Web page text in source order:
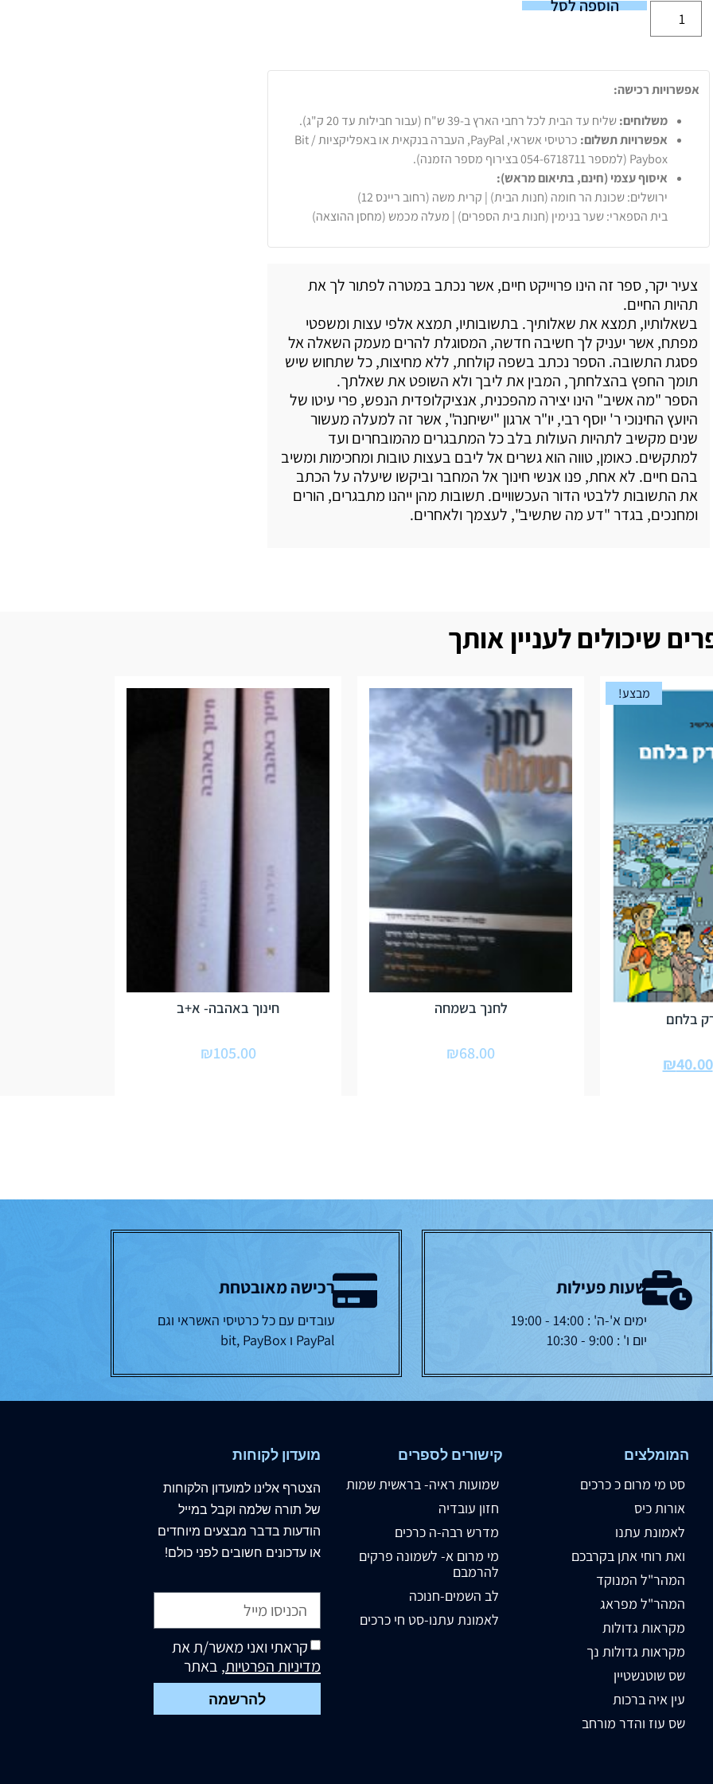
הוספה לסל
אפשרויות רכישה:
משלוחים:שליח עד הבית לכל רחבי הארץ ב-39 ש"ח (עבור חבילות עד 20 ק"ג).
אפשרויות תשלום:
כרטיסי אשראי, PayPal, העברה בנקאית או באפליקציות Bit /
Paybox (למספר 054-6718711 בצירוף מספר הזמנה).
איסוף עצמי (חינם, בתיאום מראש):
ירושלים: שכונת הר חומה (חנות הבית) | קרית משה (רחוב ריינס 12)
בית הספארי: שער בנימין (חנות בית הספרים) | מעלה מכמש (מחסן ההוצאה)
צעיר יקר, ספר זה הינו פרוייקט חיים, אשר נכתב במטרה לפתור לך את
תהיות החיים.
בשאלותיו, תמצא את שאלותיך. בתשובותיו, תמצא אלפי עצות ומשפטי
מפתח, אשר יעניק לך חשיבה חדשה, המסוגלת להרים מעמק השאלה אל
פסגת התשובה. הספר נכתב בשפה קולחת, ללא מחיצות, כל שתחוש שיש
תומך החפץ בהצלחתך, המבין את ליבך ולא השופט את שאלתך.
הספר "מה אשיב" הינו יצירה מהפכנית, אנציקלופדית הנפש, פרי עיטו של
היועץ החינוכי ר' יוסף רבי, יו"ר ארגון "ישיחנה", אשר זה למעלה מעשור
שנים מקשיב לתהיות העולות בלב כל המתבגרים מהמובחרים ועד
למתקשים. כאומן, טווה הוא גשרים אל ליבם בעצות טובות ומחכימות ומשיב
בהם חיים. לא אחת, פנו אנשי חינוך אל המחבר וביקשו שיעלה על הכתב
את התשובות ללבטי הדור העכשוויים. תשובות מהן ייהנו מתבגרים, הורים
ומחנכים, בגדר "דע מה שתשיב", לעצמך ולאחרים.
שיכולים לעניין אותך
מבצע!
בלחם
₪40.00
לחנך בשמחה
₪68.00
חינוך באהבה- א+ב
₪105.00
שעות פעילות
ימים א'-ה' : 14:00 - 19:00
יום ו' : 9:00 - 10:30
רכישה מאובטחת
עובדים עם כל כרטיסי האשראי וגם
PayPal ו bit, PayBox
המומלצים
סט מי מרום כ כרכים
אורות כיס
לאמונת עתנו
ואת רוחי אתן בקרבכם
המהר"ל המנוקד
המהר"ל מפראג
מקראות גדולות
מקראות גדולות נך
שס שוטנשטיין
עין איה ברכות
שס עוז והדר מורחב
קישורים לספרים
שמועות ראיה- בראשית שמות
חזון עובדיה
מדרש רבה-ה כרכים
מי מרום א- לשמונה פרקים
להרמבם
לב השמים-חנוכה
לאמונת עתנו-סט חי כרכים
מועדון לקוחות
הצטרף אלינו למועדון הלקוחות
של תורה שלמה וקבל במייל
הודעות בדבר מבצעים מיוחדים
או עדכונים חשובים לפני כולם!
קראתי ואני מאשר/ת את
מדיניות הפרטיות, באתר
להרשמה